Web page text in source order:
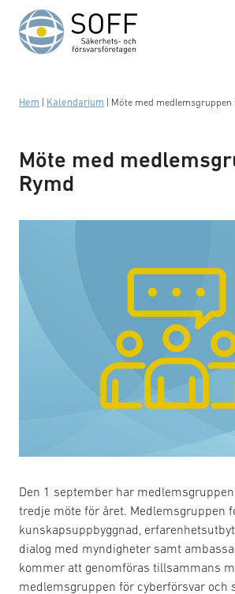
Hoppa till innehåll
Hem Kalendarium Möte med medlemsgruppen
Möte med
Rymd
Den 1 september har
tredje möte för året. Medlemsgruppen
kunskapsuppbyggnad,
dialog med myndigheter samt
kommer att genomföras tillsammans
medlemsgruppen för cyberförsvar och